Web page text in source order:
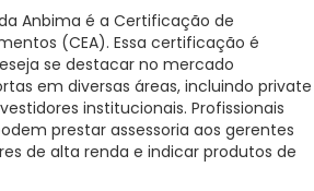
Anbima é a Certificação de
(CEA). Essa certificação é
se destacar no mercado
em diversas áreas, incluindo private
institucionais. Profissionais
prestar assessoria aos gerentes
de alta renda e indicar produtos de